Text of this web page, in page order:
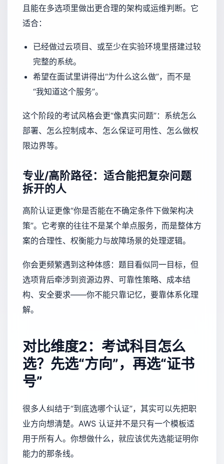
且能在多选项里做出更合理的架构或运维判断。它
适合：
已经做过云项目、或至少在实验环境里搭建过较
完整的系统。
希望在面试里讲得出“为什么这么做”，而不是
“我知道这个服务”。
这个阶段的考试风格会更“像真实问题”：系统怎么
部署、怎么控制成本、怎么保证可用性、怎么做权
限边界等。
专业/高阶路径：适合能把复杂问题
拆开的人
高阶认证更像“你是否能在不确定条件下做架构决
策”。它考察的往往不是某个单点服务，而是整体方
案的合理性、权衡能力与故障场景的处理逻辑。
你会更频繁遇到这种体感：题目看似同一目标，但
选项背后牵涉到资源边界、可靠性策略、成本结
构、安全要求——你不能只靠记忆，要靠体系化理
解。
对比维度2：考试科目怎么
选？先选“方向”，再选“证书
号”
很多人纠结于“到底选哪个认证”，其实可以先把职
业方向想清楚。AWS 认证并不是只有一个模板适
用于所有人。你想做什么，就应该优先选能证明你
能力的那条线。